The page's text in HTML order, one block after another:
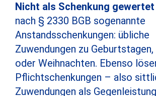
Nicht als Schenkung gewertet
nach § 2330 BGB sogenannte
Anstandsschenkungen: übliche
Zuwendungen zu
oder Weihnachten. Ebenso
Pflichtschenkungen – also
Zuwendungen als